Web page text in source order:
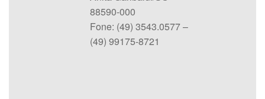
88590-000
Fone: (49) 3543.0577 –
(49) 99175-8721